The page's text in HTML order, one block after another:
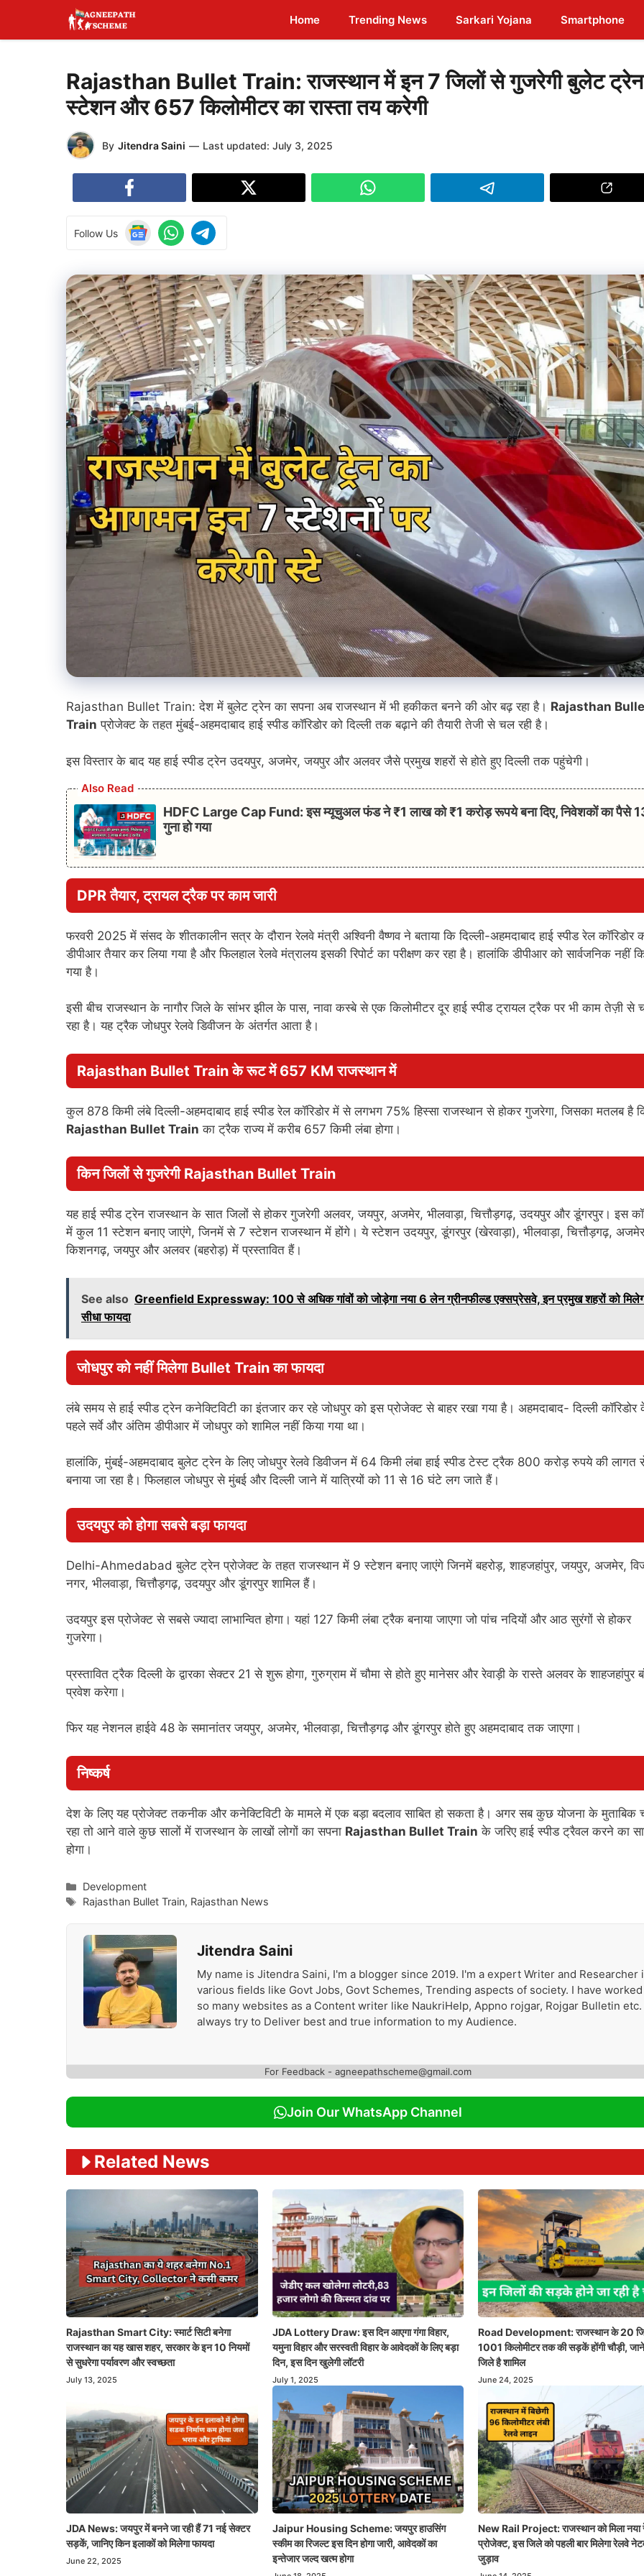
content
Home Trending News Sarkari Yojana Smartphone
Rajasthan Bullet Train: राजस्थान में इन 7 जिलों से गुजरेगी बुलेट
स्टेशन और 657 किलोमीटर का रास्ता तय करेगी
By Jitendra Saini — Last updated: July 3, 2025
Follow Us
Rajasthan Bullet Train: देश में बुलेट ट्रेन का सपना अब राजस्थान में भी हकीकत बनने की ओर बढ़ रहा है। Rajasthan
Train प्रोजेक्ट के तहत मुंबई-अहमदाबाद हाई स्पीड कॉरिडोर को दिल्ली तक बढ़ाने की तैयारी तेजी से चल रही है।
इस विस्तार के बाद यह हाई स्पीड ट्रेन उदयपुर, अजमेर, जयपुर और अलवर जैसे प्रमुख शहरों से होते हुए दिल्ली तक पहुंचेगी।
Also Read
HDFC Large Cap Fund: इस म्यूचुअल फंड ने ₹1 लाख को ₹1 करोड़ रूपये बना दिए, निवेशकों का पैसे
गुना हो गया
DPR तैयार, ट्रायल ट्रैक पर काम जारी
फरवरी 2025 में संसद के शीतकालीन सत्र के दौरान रेलवे मंत्री अश्विनी वैष्णव ने बताया कि दिल्ली-अहमदाबाद हाई स्पीड रेल कॉरिडोर
डीपीआर तैयार कर लिया गया है और फिलहाल रेलवे मंत्रालय इसकी रिपोर्ट का परीक्षण कर रहा है। हालांकि डीपीआर को सार्वजनिक नहीं
गया है।
इसी बीच राजस्थान के नागौर जिले के सांभर झील के पास, नावा कस्बे से एक किलोमीटर दूर हाई स्पीड ट्रायल ट्रैक पर भी काम तेज़ी से
रहा है। यह ट्रैक जोधपुर रेलवे डिवीजन के अंतर्गत आता है।
Rajasthan Bullet Train के रूट में 657 KM राजस्थान में
कुल 878 किमी लंबे दिल्ली-अहमदाबाद हाई स्पीड रेल कॉरिडोर में से लगभग 75% हिस्सा राजस्थान से होकर गुजरेगा, जिसका मतलब है
Rajasthan Bullet Train का ट्रैक राज्य में करीब 657 किमी लंबा होगा।
किन जिलों से गुजरेगी Rajasthan Bullet Train
यह हाई स्पीड ट्रेन राजस्थान के सात जिलों से होकर गुजरेगी अलवर, जयपुर, अजमेर, भीलवाड़ा, चित्तौड़गढ़, उदयपुर और डूंगरपुर। इस
में कुल 11 स्टेशन बनाए जाएंगे, जिनमें से 7 स्टेशन राजस्थान में होंगे। ये स्टेशन उदयपुर, डूंगरपुर (खेरवाड़ा), भीलवाड़ा, चित्तौड़गढ़,
किशनगढ़, जयपुर और अलवर (बहरोड़) में प्रस्तावित हैं।
See also Greenfield Expressway: 100 से अधिक गांवों को जोड़ेगा नया 6 लेन ग्रीनफील्ड एक्सप्रेसवे, इन प्रमुख शहरों को
सीधा फायदा
जोधपुर को नहीं मिलेगा Bullet Train का फायदा
लंबे समय से हाई स्पीड ट्रेन कनेक्टिविटी का इंतजार कर रहे जोधपुर को इस प्रोजेक्ट से बाहर रखा गया है। अहमदाबाद- दिल्ली कॉरिडोर
पहले सर्वे और अंतिम डीपीआर में जोधपुर को शामिल नहीं किया गया था।
हालांकि, मुंबई-अहमदाबाद बुलेट ट्रेन के लिए जोधपुर रेलवे डिवीजन में 64 किमी लंबा हाई स्पीड टेस्ट ट्रैक 800 करोड़ रुपये की लागत
बनाया जा रहा है। फिलहाल जोधपुर से मुंबई और दिल्ली जाने में यात्रियों को 11 से 16 घंटे लग जाते हैं।
उदयपुर को होगा सबसे बड़ा फायदा
Delhi-Ahmedabad बुलेट ट्रेन प्रोजेक्ट के तहत राजस्थान में 9 स्टेशन बनाए जाएंगे जिनमें बहरोड़, शाहजहांपुर, जयपुर, अजमेर,
नगर, भीलवाड़ा, चित्तौड़गढ़, उदयपुर और डूंगरपुर शामिल हैं।
उदयपुर इस प्रोजेक्ट से सबसे ज्यादा लाभान्वित होगा। यहां 127 किमी लंबा ट्रैक बनाया जाएगा जो पांच नदियों और आठ सुरंगों से होकर
गुजरेगा।
प्रस्तावित ट्रैक दिल्ली के द्वारका सेक्टर 21 से शुरू होगा, गुरुग्राम में चौमा से होते हुए मानेसर और रेवाड़ी के रास्ते अलवर के शाहजहांपुर
प्रवेश करेगा।
फिर यह नेशनल हाईवे 48 के समानांतर जयपुर, अजमेर, भीलवाड़ा, चित्तौड़गढ़ और डूंगरपुर होते हुए अहमदाबाद तक जाएगा।
निष्कर्ष
देश के लिए यह प्रोजेक्ट तकनीक और कनेक्टिविटी के मामले में एक बड़ा बदलाव साबित हो सकता है। अगर सब कुछ योजना के मुताबिक
रहा तो आने वाले कुछ सालों में राजस्थान के लाखों लोगों का सपना Rajasthan Bullet Train के जरिए हाई स्पीड ट्रैवल करने का
होगा।
Categories
Development
Tags
Rajasthan Bullet Train, Rajasthan News
Jitendra Saini
My name is Jitendra Saini, I'm a blogger since 2019. I'm a expert Writer and Researcher
various fields like Govt Jobs, Govt Schemes, Trending aspects of society. I have
so many websites as a Content writer like NaukriHelp, Appno rojgar, Rojgar Bulletin etc.
always try to Deliver best and true information to my Audience.
For Feedback - agneepathscheme@gmail.com
Join Our WhatsApp Channel
Related News
Rajasthan Smart City: स्मार्ट सिटी बनेगा
राजस्थान का यह खास शहर, सरकार के इन 10 नियमों
से सुधरेगा पर्यावरण और स्वच्छता
July 13, 2025
JDA Lottery Draw: इस दिन आएगा गंगा विहार,
यमुना विहार और सरस्वती विहार के आवेदकों के लिए बड़ा
दिन, इस दिन खुलेगी लॉटरी
July 1, 2025
Road Development: राजस्थान के 20
1001 किलोमीटर तक की सड़कें होंगी चौड़ी,
जिले है शामिल
June 24, 2025
JDA News: जयपुर में बनने जा रही हैं 71 नई सेक्टर
सड़कें, जानिए किन इलाकों को मिलेगा फायदा
June 22, 2025
Jaipur Housing Scheme: जयपुर हाउसिंग
स्कीम का रिजल्ट इस दिन होगा जारी, आवेदकों का
इन्तेजार जल्द खत्म होगा
New Rail Project: राजस्थान को मिला नया
प्रोजेक्ट, इस जिले को पहली बार मिलेगा रेलवे
जुड़ाव